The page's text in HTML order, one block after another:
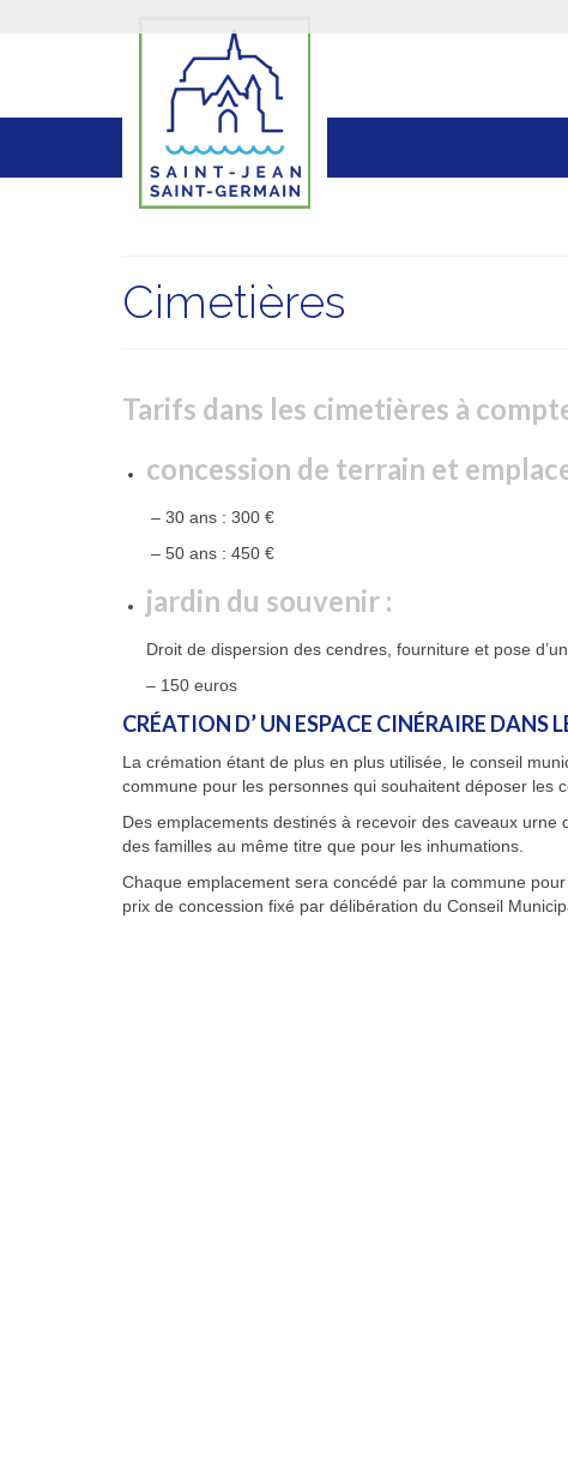
Cimetières
Tarifs dans les cimetières à
concession de terrain et
– 30 ans : 300 €
– 50 ans : 450 €
jardin du souvenir :
Droit de dispersion des cendres, fourniture et pose
– 150 euros
CRÉATION D’ UN ESPACE CINÉRAIRE DANS
La crémation étant de plus en plus utilisée, le conseil
commune pour les personnes qui souhaitent déposer les
Des emplacements destinés à recevoir des caveaux
des familles au même titre que pour les inhumations.
Chaque emplacement sera concédé par la commune
prix de concession fixé par délibération du Conseil